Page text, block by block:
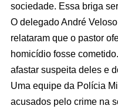
sociedade. Essa briga
O delegado André
relataram que o pastor
homicídio fosse
afastar suspeita deles e
Uma equipe da Polícia
acusados pelo crime na